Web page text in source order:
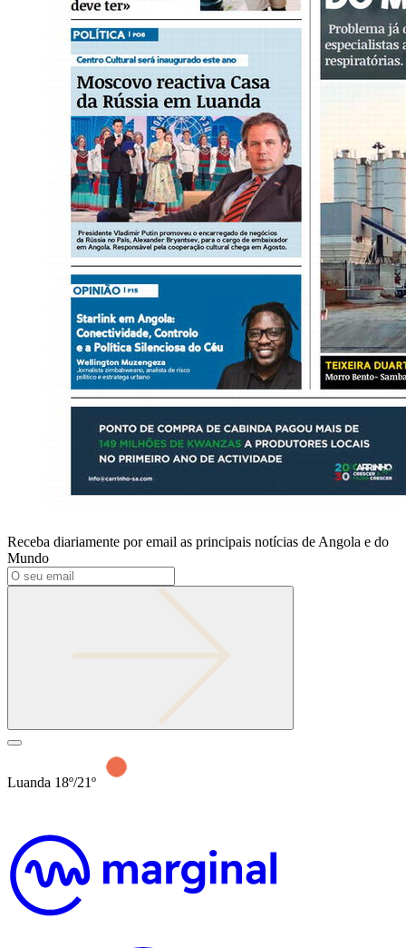
Receba diariamente por email as principais notícias de Angola e do
Mundo
Luanda 18º/21º